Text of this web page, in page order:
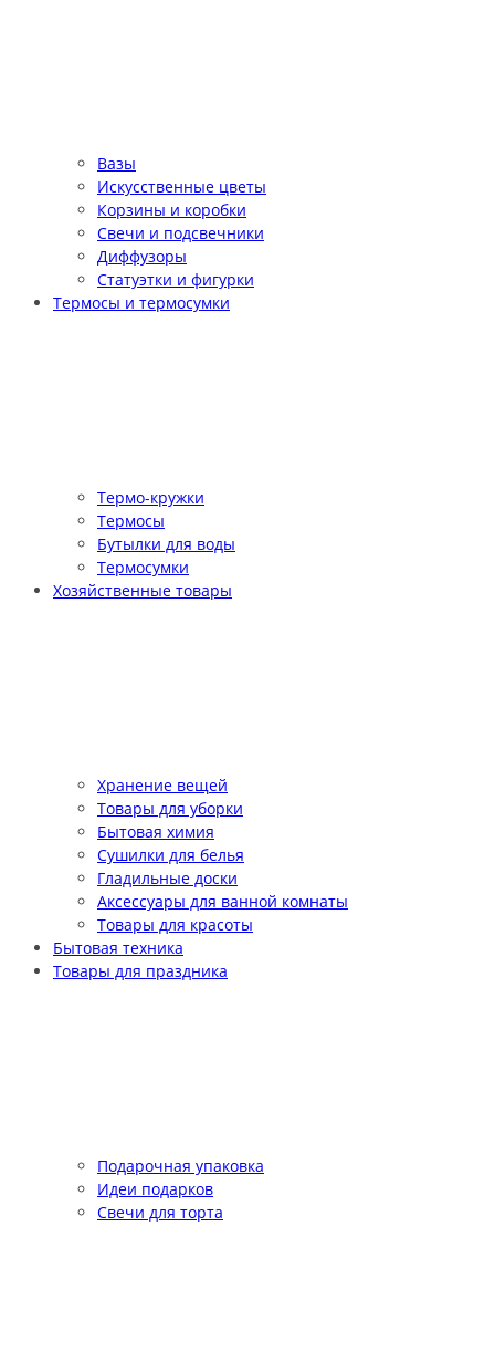
Вазы
Искусственные цветы
Корзины и коробки
Свечи и подсвечники
Диффузоры
Статуэтки и фигурки
Термосы и термосумки
Термо-кружки
Термосы
Бутылки для воды
Термосумки
Хозяйственные товары
Хранение вещей
Товары для уборки
Бытовая химия
Сушилки для белья
Гладильные доски
Аксессуары для ванной комнаты
Товары для красоты
Бытовая техника
Товары для праздника
Подарочная упаковка
Идеи подарков
Свечи для торта